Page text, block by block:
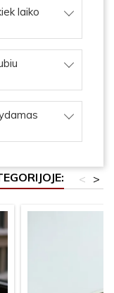
laiko
>
<